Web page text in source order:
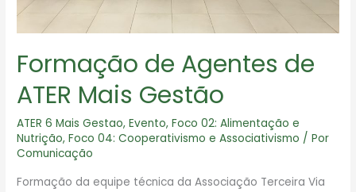
Formação de Agentes de
ATER Mais Gestão
ATER 6 Mais Gestao,Evento,Foco 02: Alimentação e
Nutrição,Foco 04: Cooperativismo e Associativismo / Por
Comunicação
Formação da equipe técnica da Associação Terceira Via